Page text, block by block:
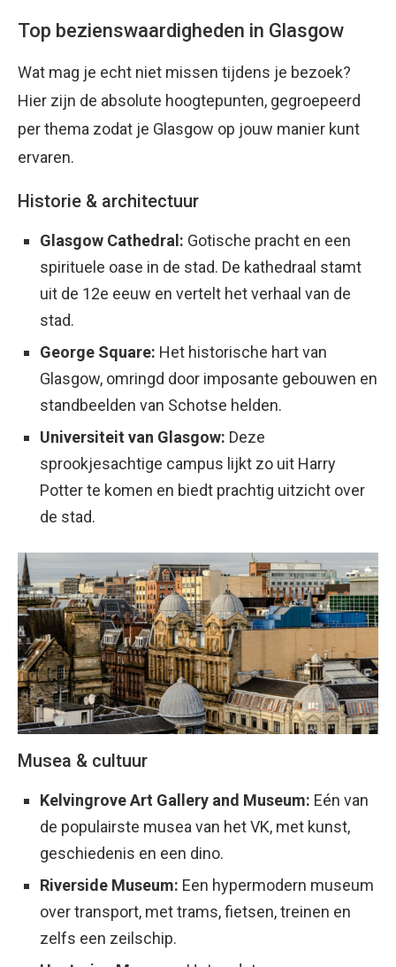
Top bezienswaardigheden in Glasgow
Wat mag je echt niet missen tijdens je bezoek?
Hier zijn de absolute hoogtepunten, gegroepeerd
per thema zodat je Glasgow op jouw manier kunt
ervaren.
Historie & architectuur
Glasgow Cathedral: Gotische pracht en een
spirituele oase in de stad. De kathedraal stamt
uit de 12e eeuw en vertelt het verhaal van de
stad.
George Square: Het historische hart van
Glasgow, omringd door imposante gebouwen en
standbeelden van Schotse helden.
Universiteit van Glasgow: Deze
sprookjesachtige campus lijkt zo uit Harry
Potter te komen en biedt prachtig uitzicht over
de stad.
Musea & cultuur
Kelvingrove Art Gallery and Museum: Eén van
de populairste musea van het VK, met kunst,
geschiedenis en een dino.
Riverside Museum: Een hypermodern museum
over transport, met trams, fietsen, treinen en
zelfs een zeilschip.